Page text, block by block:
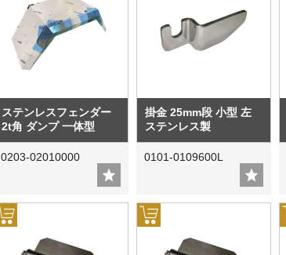
ステンレスフェンダー
2t角 ダンプ 一体型
0203-02010000
掛金 25mm段 小型 左
ステンレス製
0101-0109600L